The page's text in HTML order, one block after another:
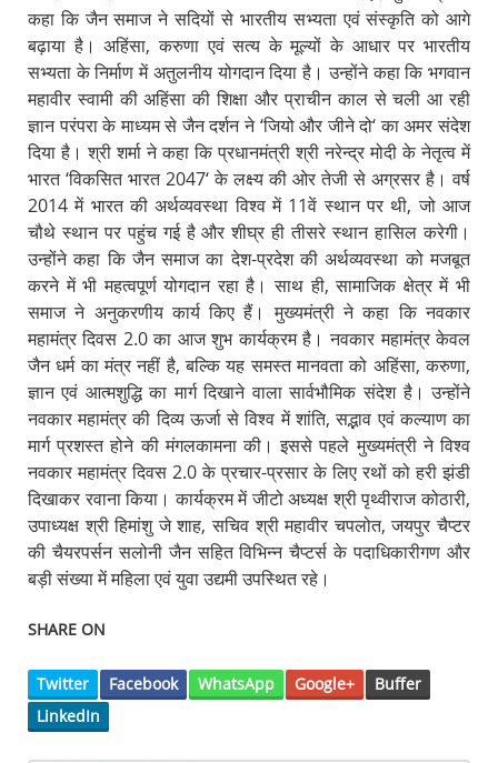
कहा कि जैन समाज ने सदियों से भारतीय सभ्यता एवं संस्कृति को आगे
बढ़ाया है। अहिंसा, करुणा एवं सत्य के मूल्यों के आधार पर भारतीय
सभ्यता के निर्माण में अतुलनीय योगदान दिया है। उन्होंने कहा कि भगवान
महावीर स्वामी की अहिंसा की शिक्षा और प्राचीन काल से चली आ रही
ज्ञान परंपरा के माध्यम से जैन दर्शन ने ‘जियो और जीने दो‘ का अमर संदेश
दिया है। श्री शर्मा ने कहा कि प्रधानमंत्री श्री नरेन्द्र मोदी के नेतृत्व में
भारत ‘विकसित भारत 2047‘ के लक्ष्य की ओर तेजी से अग्रसर है। वर्ष
2014 में भारत की अर्थव्यवस्था विश्व में 11वें स्थान पर थी, जो आज
चौथे स्थान पर पहुंच गई है और शीघ्र ही तीसरे स्थान हासिल करेगी।
उन्होंने कहा कि जैन समाज का देश-प्रदेश की अर्थव्यवस्था को मजबूत
करने में भी महत्वपूर्ण योगदान रहा है। साथ ही, सामाजिक क्षेत्र में भी
समाज ने अनुकरणीय कार्य किए हैं। मुख्यमंत्री ने कहा कि नवकार
महामंत्र दिवस 2.0 का आज शुभ कार्यक्रम है। नवकार महामंत्र केवल
जैन धर्म का मंत्र नहीं है, बल्कि यह समस्त मानवता को अहिंसा, करुणा,
ज्ञान एवं आत्मशुद्धि का मार्ग दिखाने वाला सार्वभौमिक संदेश है। उन्होंने
नवकार महामंत्र की दिव्य ऊर्जा से विश्व में शांति, सद्भाव एवं कल्याण का
मार्ग प्रशस्त होने की मंगलकामना की। इससे पहले मुख्यमंत्री ने विश्व
नवकार महामंत्र दिवस 2.0 के प्रचार-प्रसार के लिए रथों को हरी झंडी
दिखाकर रवाना किया। कार्यक्रम में जीटो अध्यक्ष श्री पृथ्वीराज कोठारी,
उपाध्यक्ष श्री हिमांशु जे शाह, सचिव श्री महावीर चपलोत, जयपुर चैप्टर
की चैयरपर्सन सलोनी जैन सहित विभिन्न चैप्टर्स के पदाधिकारीगण और
बड़ी संख्या में महिला एवं युवा उद्यमी उपस्थित रहे।
SHARE ON
Twitter Facebook WhatsApp Google+
Buffer
LinkedIn